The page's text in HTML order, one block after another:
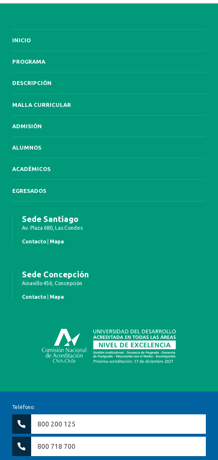
INICIO
PROGRAMA
DESCRIPCIÓN
MALLA CURRICULAR
ADMISIÓN
ALUMNOS
ACADÉMICOS
EGRESADOS
Sede Santiago
Av. Plaza 680, Las Condes
Contacto Mapa
Sede Concepción
Ainavillo 456, Concepción
Contacto Mapa
Teléfono:
800 200 125
800 718 700